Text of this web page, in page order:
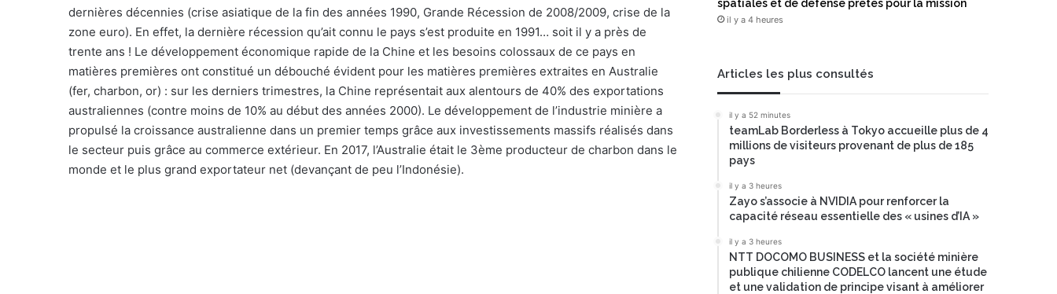
dernières décennies (crise asiatique de la fin des années 1990, Grande Récession de 2008/2009, crise de la
zone euro). En effet, la dernière récession qu’ait connu le pays s’est produite en 1991… soit il y a près de
trente ans ! Le développement économique rapide de la Chine et les besoins colossaux de ce pays en
matières premières ont constitué un débouché évident pour les matières premières extraites en Australie
(fer, charbon, or) : sur les derniers trimestres, la Chine représentait aux alentours de 40% des exportations
australiennes (contre moins de 10% au début des années 2000). Le développement de l’industrie minière a
propulsé la croissance australienne dans un premier temps grâce aux investissements massifs réalisés dans
le secteur puis grâce au commerce extérieur. En 2017, l’Australie était le 3ème producteur de charbon dans le
monde et le plus grand exportateur net (devançant de peu l’Indonésie).
spatiales et de défense prêtes pour la mission
il y a 4 heures
Articles les plus consultés
il y a 52 minutes
teamLab Borderless à Tokyo accueille plus de 4
millions de visiteurs provenant de plus de 185
pays
il y a 3 heures
Zayo s’associe à NVIDIA pour renforcer la
capacité réseau essentielle des « usines d’IA »
il y a 3 heures
NTT DOCOMO BUSINESS et la société minière
publique chilienne CODELCO lancent une étude
et une validation de principe visant à améliorer